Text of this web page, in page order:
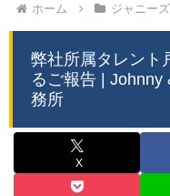
ホーム ジャニーズ
弊社所属タレント
るご報告 | Johnny
務所
X